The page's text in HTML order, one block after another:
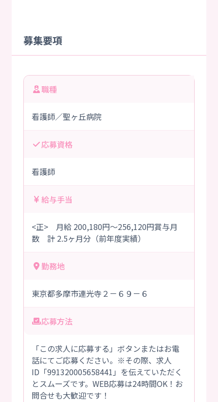
募集要項
職種
看護師／聖ヶ丘病院
応募資格
看護師
給与手当
<正> 月給 200,180円～256,120円賞与月
数 計 2.5ヶ月分（前年度実績）
勤務地
東京都多摩市連光寺２－６９－６
応募方法
「この求人に応募する」ボタンまたはお電
話にてご応募ください。※その際、求人
ID「991320005658441」を伝えていただく
とスムーズです。WEB応募は24時間OK！お
問合せも大歓迎です！